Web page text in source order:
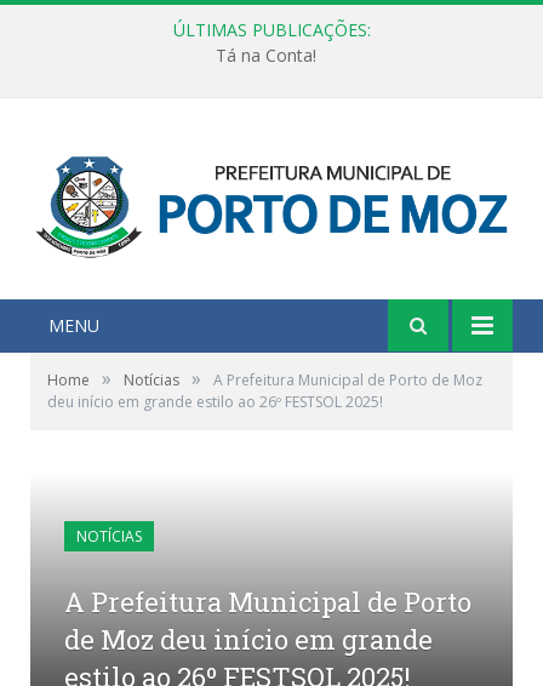
ÚLTIMAS PUBLICAÇÕES:
Tá na Conta!
MENU
Home » Notícias »
A Prefeitura Municipal de Porto de Moz
deu início em grande estilo ao 26º FESTSOL 2025!
NOTÍCIAS
A Prefeitura Municipal de Porto
de Moz deu início em grande
estilo ao 26º FESTSOL 2025!